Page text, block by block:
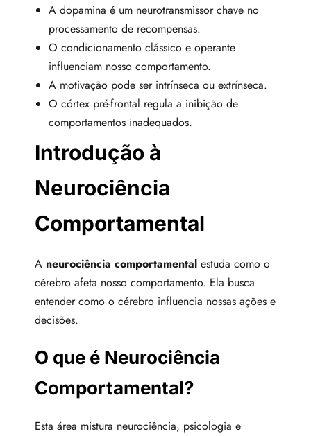
A dopamina é um neurotransmissor chave no
processamento de recompensas.
O condicionamento clássico e operante
influenciam nosso comportamento.
A motivação pode ser intrínseca ou extrínseca.
O córtex pré-frontal regula a inibição de
comportamentos inadequados.
Introdução à
Neurociência
Comportamental
A neurociência comportamental estuda como o
cérebro afeta nosso comportamento. Ela busca
entender como o cérebro influencia nossas ações e
decisões.
O que é Neurociência
Comportamental?
Esta área mistura neurociência, psicologia e